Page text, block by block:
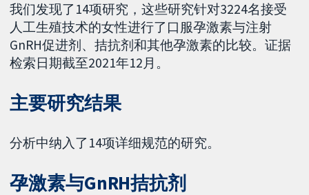
我们发现了14项研究，这些研究针对3224名接受
人工生殖技术的女性进行了口服孕激素与注射
GnRH促进剂、拮抗剂和其他孕激素的比较。证据
检索日期截至2021年12月。
主要研究结果
分析中纳入了14项详细规范的研究。
孕激素与GnRH拮抗剂